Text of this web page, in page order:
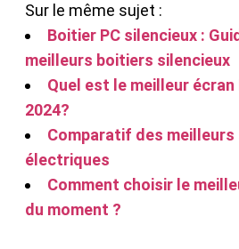
Sur le même sujet :
Boitier PC silencieux :
meilleurs boitiers silencieux
Quel est le meilleur écran
2024?
Comparatif des
électriques
Comment choisir le
du moment ?